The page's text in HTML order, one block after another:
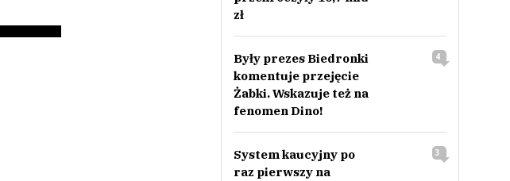
zł
Były prezes Biedronki
komentuje przejęcie
Żabki. Wskazuje też na
fenomen Dino!
4
System kaucyjny po
raz pierwszy na
3